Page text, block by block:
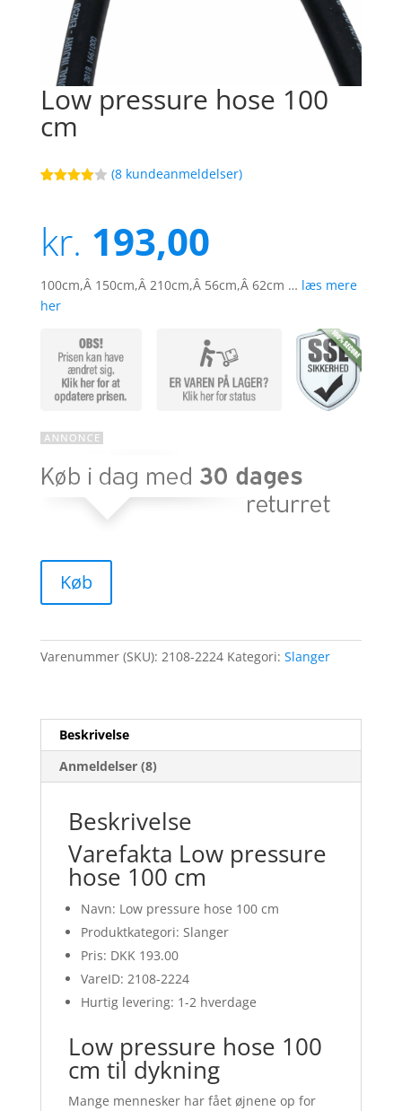
Low pressure hose 100
cm
baseret
på
kundebed
er
(8 kundeanmeldelser)
kr. 193,00
100cm,Â 150cm,Â 210cm,Â 56cm,Â 62cm … læs mere
her
Køb
Varenummer (SKU): 2108-2224 Kategori: Slanger
Beskrivelse
Anmeldelser (8)
Beskrivelse
Varefakta Low pressure
hose 100 cm
Navn: Low pressure hose 100 cm
Produktkategori: Slanger
Pris: DKK 193.00
VareID: 2108-2224
Hurtig levering: 1-2 hverdage
Low pressure hose 100
cm til dykning
Mange mennesker har fået øjnene op for